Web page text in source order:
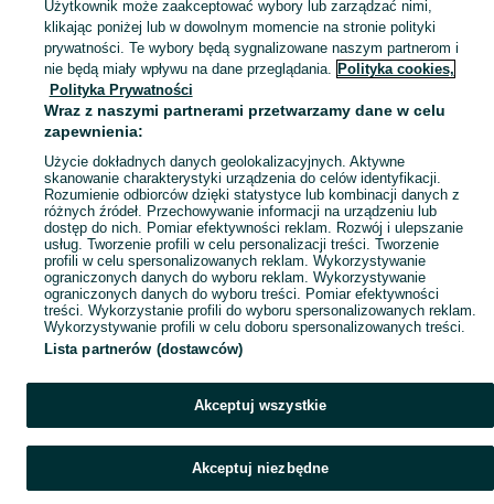
Skorzystaj z największego serwisu ogłoszeniowego - Skołoszów i okolice! Kupuj to, czego pragniesz i sprzedawaj to, czego już nie potrzebujesz! Zobacz
Mapa kategorii
Mapa miejscowości
Mapa ministron
Popularne wyszukiwania
Użytkownik może zaakceptować wybory lub zarządzać nimi,
klikając poniżej lub w dowolnym momencie na stronie polityki
prywatności. Te wybory będą sygnalizowane naszym partnerom i
nie będą miały wpływu na dane przeglądania. Polityka cookies,
Polityka Prywatności
Wraz z naszymi partnerami przetwarzamy dane w celu
zapewnienia:
Użycie dokładnych danych geolokalizacyjnych. Aktywne
skanowanie charakterystyki urządzenia do celów identyfikacji.
Rozumienie odbiorców dzięki statystyce lub kombinacji danych z
różnych źródeł. Przechowywanie informacji na urządzeniu lub
dostęp do nich. Pomiar efektywności reklam. Rozwój i ulepszanie
usług. Tworzenie profili w celu personalizacji treści. Tworzenie
profili w celu spersonalizowanych reklam. Wykorzystywanie
ograniczonych danych do wyboru reklam. Wykorzystywanie
ograniczonych danych do wyboru treści. Pomiar efektywności
treści. Wykorzystanie profili do wyboru spersonalizowanych reklam.
Wykorzystywanie profili w celu doboru spersonalizowanych treści.
Lista partnerów (dostawców)
Akceptuj wszystkie
Akceptuj niezbędne